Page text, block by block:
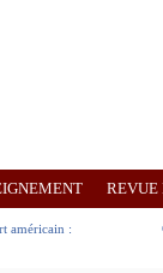
REVUE
américain :